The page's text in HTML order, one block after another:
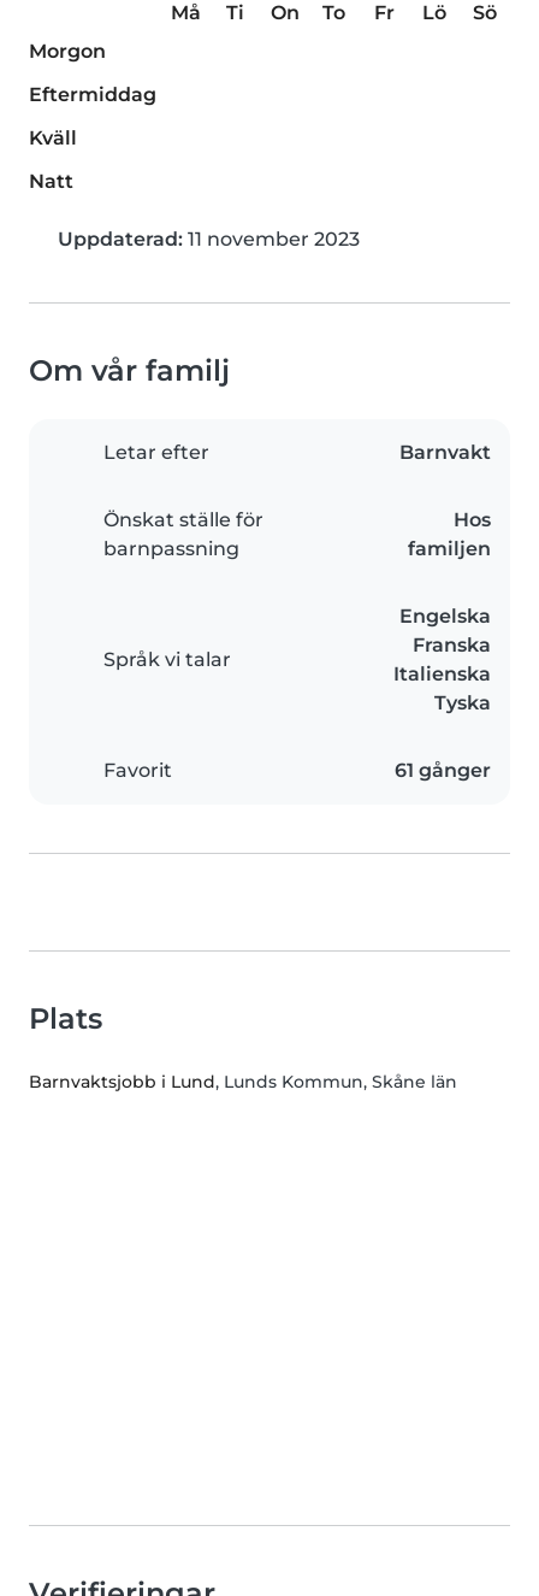
Må Ti On To Fr Lö
Sö
Morgon
Eftermiddag
Kväll
Natt
Uppdaterad: 11 november 2023
Om vår familj
Letar efter Barnvakt
Önskat ställe för
barnpassning
Hos
familjen
Språk vi talar
Engelska
Franska
Italienska
Tyska
Favorit 61 gånger
Plats
Barnvaktsjobb i Lund, Lunds Kommun, Skåne län